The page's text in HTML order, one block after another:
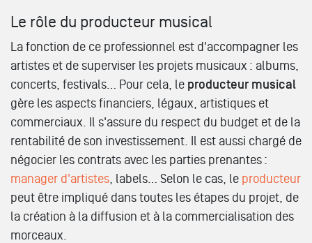
Le rôle du producteur musical
La fonction de ce professionnel est d'accompagner les
artistes et de superviser les projets musicaux : albums,
concerts, festivals… Pour cela, le producteur musical
gère les aspects financiers, légaux, artistiques et
commerciaux. Il s'assure du respect du budget et de la
rentabilité de son investissement. Il est aussi chargé de
négocier les contrats avec les parties prenantes :
manager d'artistes, labels… Selon le cas, le producteur
peut être impliqué dans toutes les étapes du projet, de
la création à la diffusion et à la commercialisation des
morceaux.